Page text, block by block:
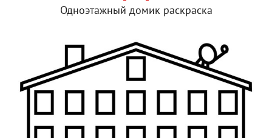
Одноэтажный домик раскраска